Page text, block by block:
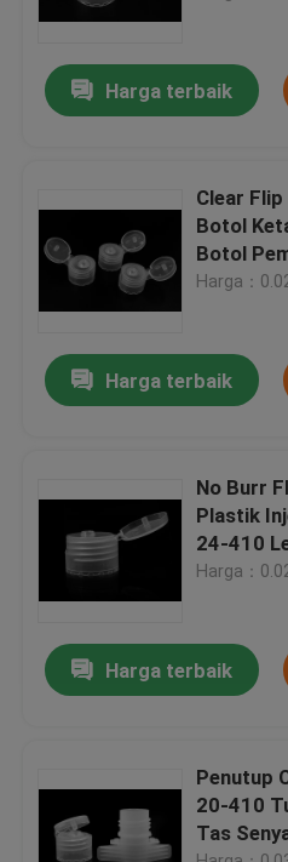
Produk
Video
Tentang kami
Kontrol Kualitas
Minta Kutipan
Cap Ujung Plastik
Tutup Botol Plastik
Harga terbaik
Clear
Botol
Botol
Harga：
Harga terbaik
No Burr
Plastik
24-410
Harga：
Harga terbaik
Penutup
20-410
Tas